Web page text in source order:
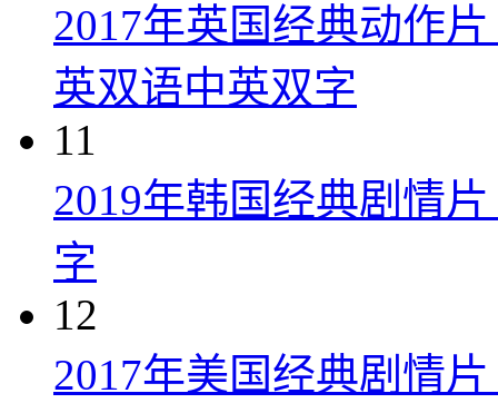
2017年英国经典动作
英双语中英双字
11
2019年韩国经典剧情
字
12
2017年美国经典剧情